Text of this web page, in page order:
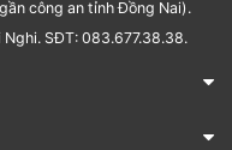
công an tỉnh Đồng Nai).
SĐT: 083.677.38.38.